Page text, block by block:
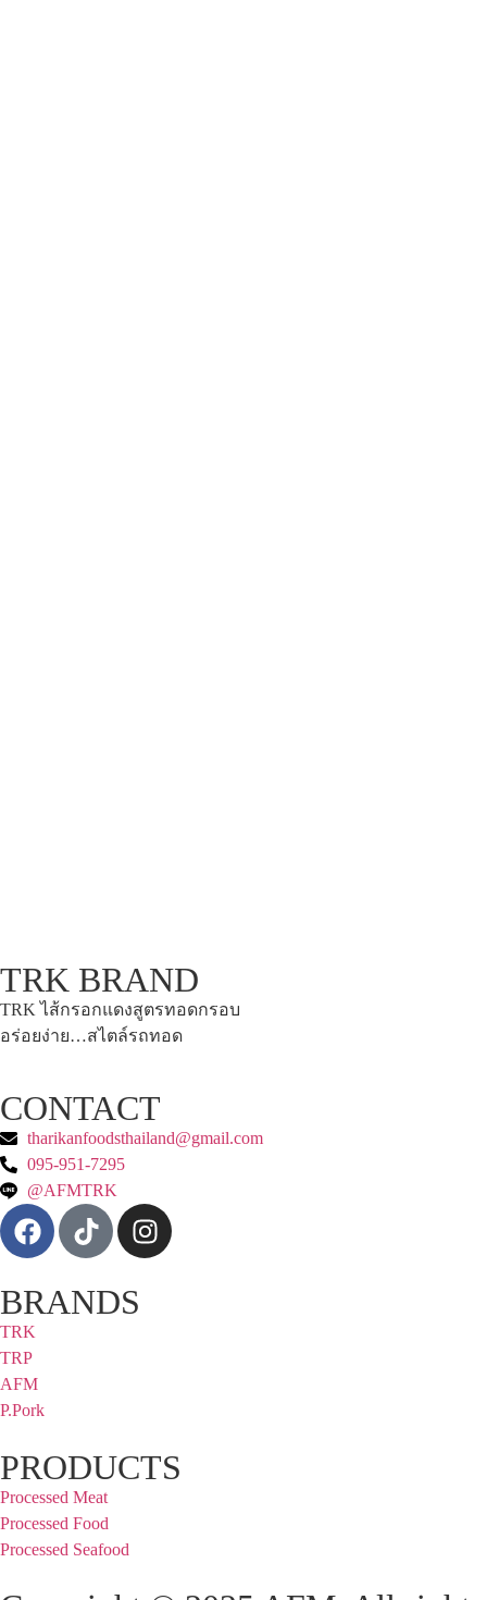
TRK BRAND
TRK ไส้กรอกแดงสูตรทอดกรอบ
อร่อยง่าย…สไตล์รถทอด
CONTACT
tharikanfoodsthailand@gmail.com
095-951-7295
@AFMTRK
BRANDS
TRK
TRP
AFM
P.Pork
PRODUCTS
Processed Meat
Processed Food
Processed Seafood